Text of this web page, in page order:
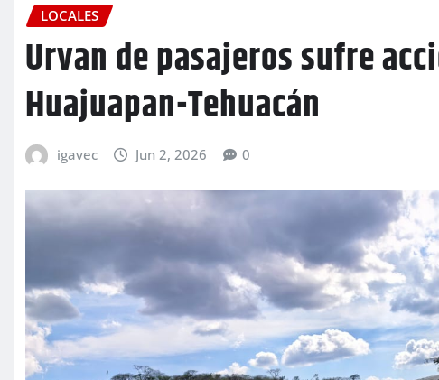
LOCALES
Urvan de pasajeros sufre
Huajuapan-Tehuacán
igavec Jun 2, 2026 0